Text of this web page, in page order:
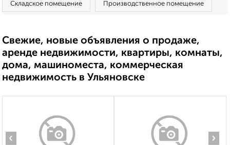
Складское помещение Производственное помещение
Свежие, новые объявления о продаже,
аренде недвижимости, квартиры, комнаты,
дома, машиноместа, коммерческая
недвижимость в Ульяновске
‹ ›